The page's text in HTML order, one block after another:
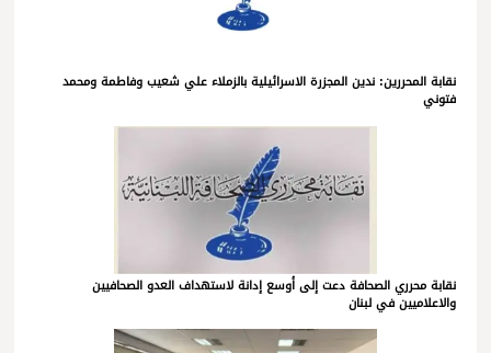
نقابة المحررين: ندين المجزرة الاسرائيلية بالزملاء علي شعيب وفاطمة ومحمد
فتوني
نقابة محرري الصحافة دعت إلى أوسع إدانة لاستهداف العدو الصحافيين
والاعلاميين في لبنان